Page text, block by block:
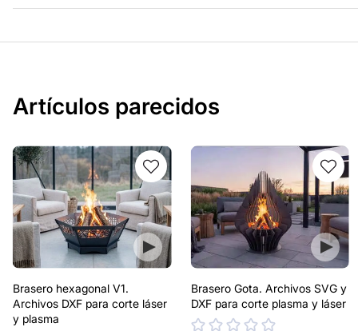
Artículos parecidos
Brasero hexagonal V1.
Archivos DXF para corte láser
y plasma
Brasero Gota. Archivos SVG y
DXF para corte plasma y láser